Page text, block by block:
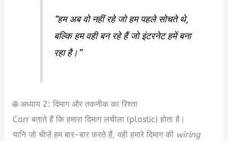
“हम अब वो नहीं रहे जो हम पहले सोचते थे,
बल्कि हम वही बन रहे हैं जो इंटरनेट हमें बना
रहा है।”
🌐 अध्याय 2: दिमाग और तकनीक का रिश्ता
Carr बताते हैं कि हमारा दिमाग लचीला (plastic) होता है।
यानि जो चीज़ें हम बार-बार करते हैं, वही हमारे दिमाग की wiring